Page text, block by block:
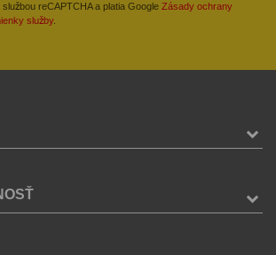
reCAPTCHA a platia Google Zásady ochrany
služby.